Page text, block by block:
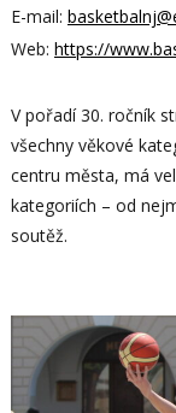
E-mail:
Web: https://
V pořadí 30. ročník
všechny věkové
centru města, má
kategoriích – od
soutěž.